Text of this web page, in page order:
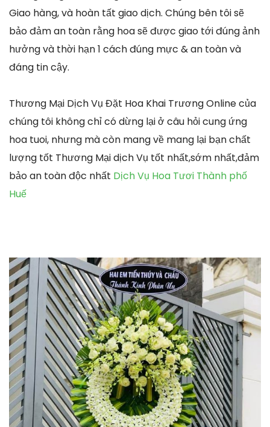
Giao hàng, và hoàn tất giao dịch. Chúng bên tôi sẽ
bảo đảm an toàn rằng hoa sẽ được giao tới đúng ảnh
hưởng và thời hạn 1 cách đúng mực & an toàn và
đáng tin cậy.
Thương Mại Dịch Vụ Đặt Hoa Khai Trương Online của
chúng tôi không chỉ có dừng lại ở câu hỏi cung ứng
hoa tuoi, nhưng mà còn mang về mang lại bạn chất
lượng tốt Thương Mại dịch Vụ tốt nhất,sớm nhất,đảm
bảo an toàn độc nhất Dịch Vụ Hoa Tươi Thành phố
Huế